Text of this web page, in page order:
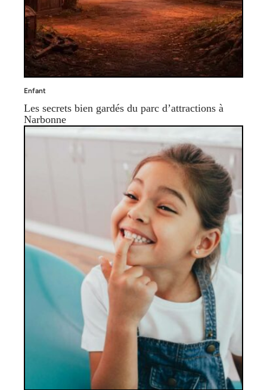
Enfant
Les secrets bien gardés du parc d’attractions à
Narbonne